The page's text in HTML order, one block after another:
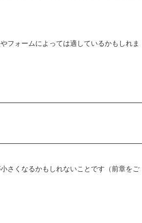
フォームによっては適しているかもしれま
さくなるかもしれないことです（前章をご